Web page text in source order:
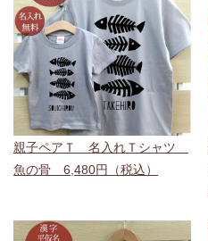
親子ペアＴ 名入れＴシャツ
魚の骨 6,480円（税込）